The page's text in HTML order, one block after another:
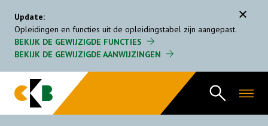
Update:
Opleidingen en functies uit de opleidingstabel zijn aangepast.
BEKIJK DE GEWIJZIGDE FUNCTIES
BEKIJK DE GEWIJZIGDE AANWIJZINGEN
Gecertificeerde CKB bedrijven
Regeling